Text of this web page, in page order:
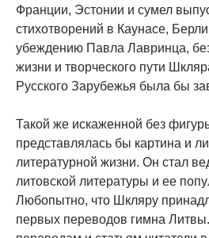
Франции, Эстонии и сумел
стихотворений в Каунасе,
убеждению Павла Лавринца,
жизни и творческого пути
Русского Зарубежья была бы
Такой же искаженной без
представлялась бы картина и
литературной жизни. Он стал
литовской литературы и ее
Любопытно, что Шкляру
первых переводов гимна